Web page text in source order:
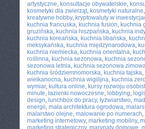
artystyczne, konsultacje obywatelskie,
kosmetyki dla zwierząt, kosmetyki naturalne,
kreatywne hobby, kryptowaluty w
kuchnia francuska, kuchnia fusion, kuchnia
gruzińska, kuchnia hiszpańska, kuchnia
kuchnia koreańska, kuchnia libańska,
meksykańska, kuchnia międzynarodowa,
kuchnia niemiecka, kuchnia orientalna,
roślinna, kuchnia sezonowa, kuchnia
sezonowa letnia, kuchnia sezonowa
kuchnia śródziemnomorska, kuchnia tajska,
wielkanocna, kuchnia wigilijna, kuchnia
wymiar, kultura online, kursy rozwoju
minute, łazienki nowoczesne, lobbying,
design, lunchbox do pracy, łyżwiarstwo,
energii, mała architektura ogrodowa,
malarstwo olejne, malowanie po numerach,
marketing internetowy, marketing mobilny,
marketing strategiczny, marynaty domowe,